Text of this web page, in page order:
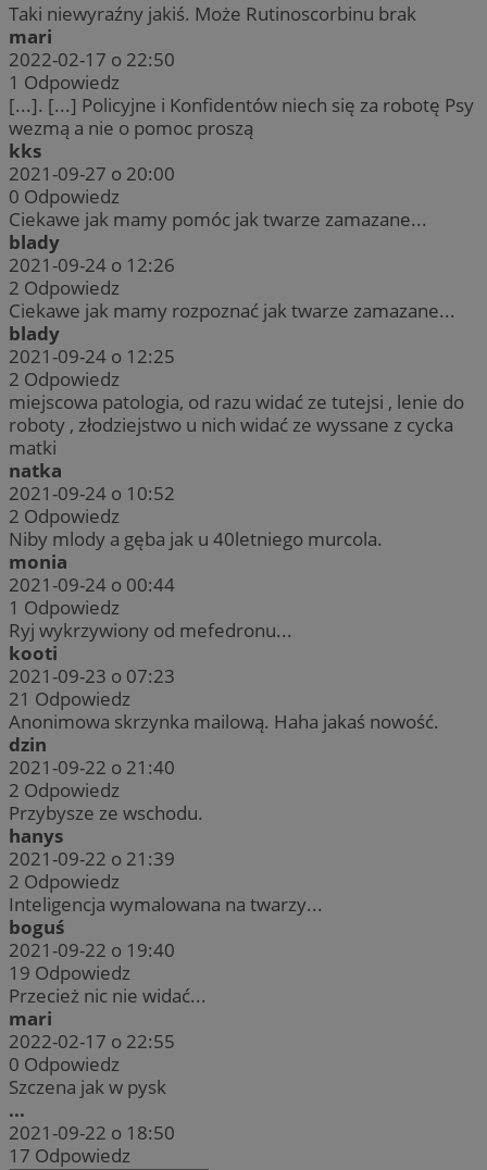
Taki niewyraźny jakiś. Może Rutinoscorbinu brak
mari
2022-02-17 o 22:50
1 Odpowiedz
[...]. [...] Policyjne i Konfidentów niech się za robotę Psy
wezmą a nie o pomoc proszą
kks
2021-09-27 o 20:00
0 Odpowiedz
Ciekawe jak mamy pomóc jak twarze zamazane...
blady
2021-09-24 o 12:26
2 Odpowiedz
Ciekawe jak mamy rozpoznać jak twarze zamazane...
blady
2021-09-24 o 12:25
2 Odpowiedz
miejscowa patologia, od razu widać ze tutejsi , lenie do
roboty , złodziejstwo u nich widać ze wyssane z cycka
matki
natka
2021-09-24 o 10:52
2 Odpowiedz
Niby mlody a gęba jak u 40letniego murcola.
monia
2021-09-24 o 00:44
1 Odpowiedz
Ryj wykrzywiony od mefedronu...
kooti
2021-09-23 o 07:23
21 Odpowiedz
Anonimowa skrzynka mailową. Haha jakaś nowość.
dzin
2021-09-22 o 21:40
2 Odpowiedz
Przybysze ze wschodu.
hanys
2021-09-22 o 21:39
2 Odpowiedz
Inteligencja wymalowana na twarzy...
boguś
2021-09-22 o 19:40
19 Odpowiedz
Przecież nic nie widać...
mari
2022-02-17 o 22:55
0 Odpowiedz
Szczena jak w pysk
...
2021-09-22 o 18:50
17 Odpowiedz